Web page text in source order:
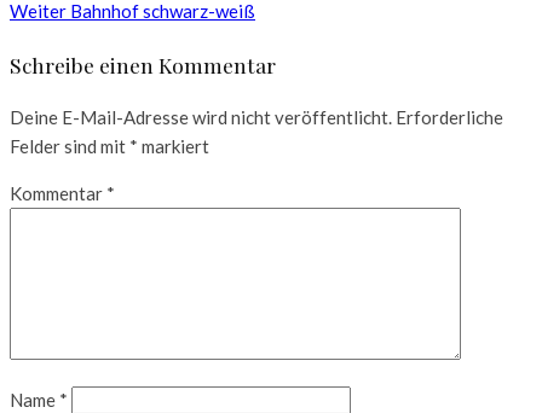
Weiter Bahnhof schwarz-weiß
Schreibe einen Kommentar
Deine E-Mail-Adresse wird nicht veröffentlicht. Erforderliche
Felder sind mit * markiert
Kommentar *
Name *